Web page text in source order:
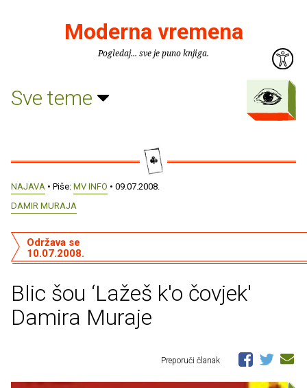
Moderna vremena
Pogledaj... sve je puno knjiga.
Sve teme
NAJAVA • Piše: MV INFO • 09.07.2008.
DAMIR MURAJA
Blic šou ‘Lažeš k'o čovjek'
Damira Muraje
Održava se
10.07.2008.
Preporuči članak